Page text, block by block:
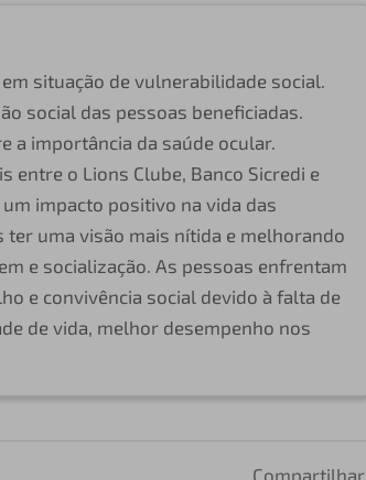
situação de vulnerabilidade social.
social das pessoas beneficiadas.
a importância da saúde ocular.
entre o Lions Clube, Banco Sicredi e
impacto positivo na vida das
uma visão mais nítida e melhorando
e socialização. As pessoas enfrentam
e convivência social devido à falta de
de vida, melhor desempenho nos
Compartilhar